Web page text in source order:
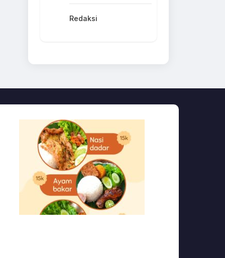
Redaksi